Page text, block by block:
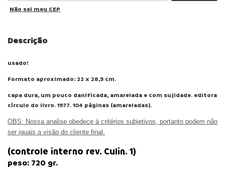
Não sei meu CEP
Descrição
usado!
Formato aproximado: 22 x 28,5 cm.
capa dura, um pouco danificada, amarelada e com sujidade. editora
círculo do livro. 1977. 104 páginas (amareladas).
OBS: Nossa analise obedece à critérios subjetivos, portanto podem não
ser iguais a visão do cliente final.
(controle interno rev. Culin. 1)
peso: 720 gr.